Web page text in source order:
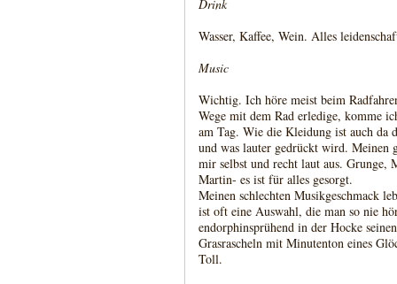
Drink
Wasser, Kaffee, Wein. Alles
Music
Wichtig. Ich höre meist beim
Wege mit dem Rad erledige, komme
am Tag. Wie die Kleidung ist auch da
und was lauter gedrückt wird. Meinen
mir selbst und recht laut aus. Grunge,
Martin- es ist für alles gesorgt.
Meinen schlechten Musikgeschmack
ist oft eine Auswahl, die man so nie
endorphinsprühend in der Hocke
Grasrascheln mit Minutenton eines
Toll.